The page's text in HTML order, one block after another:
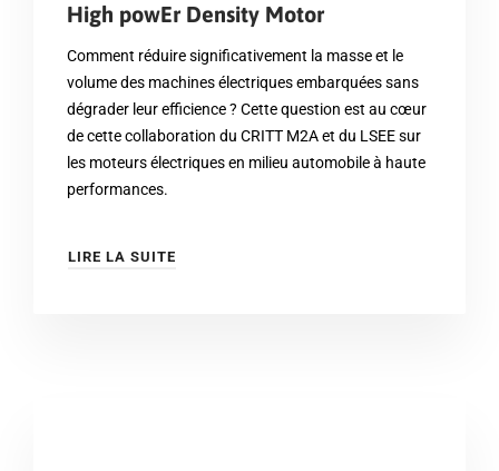
High powEr Density Motor
Comment réduire significativement la masse et le
volume des machines électriques embarquées sans
dégrader leur efficience ? Cette question est au cœur
de cette collaboration du CRITT M2A et du LSEE sur
les moteurs électriques en milieu automobile à haute
performances.
LIRE LA SUITE